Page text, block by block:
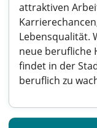
attraktiven
Lebensqualität.
neue berufliche
findet in der
beruflich zu